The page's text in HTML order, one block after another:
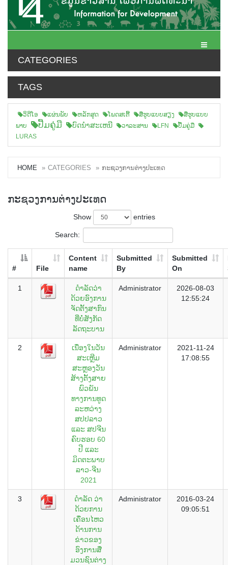
Toggle
CATEGORIES
TAGS
ວິດີໂອ ແຜ່ນພັບ ຫລັກສູດ ໂພດສເຕີ້ ສືຮູບແບບສຽງ
ສື່ຮູບແບບ
ພາບ
ປື້ມຄູ່ມື ບົດນຳສະເຫນີ ວາລະສານ LFN
ປື້ມຄູ່ມື
LURAS
HOME CATEGORIES ກະຊວງການຕ່າງປະເທດ
ກະຊວງການຕ່າງປະເທດ
Show entries
Search:
# File
Content
name
Submitted
By
Submitted
On
1
ດຳລັດວ່່່າ
ດ້ວຍອົງການ
ຈັດຕັ້ງສາກົນ
ທີ່ບໍ່ສັງກັດ
ລັດຖະບານ
Administrator
2026-08-03
12:55:24
2
ເນື່ອງໃນວັນ
ສະເຫຼີມ
ສະຫຼອງວັນ
ສ້າງຕັ້ງສາຍ
ພົວພັນ
ທາງການທູດ
ລະຫວ່າງ
ສປປລາວ
ແລະ ສປຈີນ
ຄົບຮອບ 60
ປີ ແລະ
ມິດຕະພາບ
ລາວ-ຈີນ
2021
Administrator
2021-11-24
17:08:55
3
ດຳລັດ ວ່າ
ດ້ວຍການ
ເຄື່ອນໄຫວ
ດ້ານການ
ຂ່າວຂອງ
ອົງການສື່
ມວນຊົນຕ່າງ
Administrator
2016-03-24
09:05:51